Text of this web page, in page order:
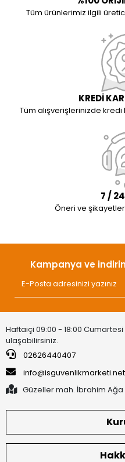
Tüm ürünlerimiz ilgili
KREDİ
Tüm alışverişlerinizde
7 /
Öneri ve
Kampanya ve
Haftaiçi 09:00 - 18:00
ulaşabilirsiniz.
02626440407
info@isguvenlikmarketi.net
Güzeller mah. İbrahim